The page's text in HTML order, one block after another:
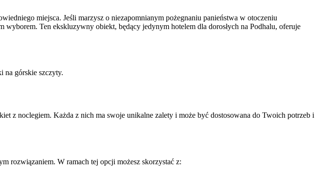
miejsca. Jeśli marzysz o niezapomnianym pożegnaniu panieństwa w otoczeniu
Ten ekskluzywny obiekt, będący jedynym hotelem dla dorosłych na Podhalu, oferuje
na górskie szczyty.
z noclegiem. Każda z nich ma swoje unikalne zalety i może być dostosowana do Twoich potrzeb i
rozwiązaniem. W ramach tej opcji możesz skorzystać z: